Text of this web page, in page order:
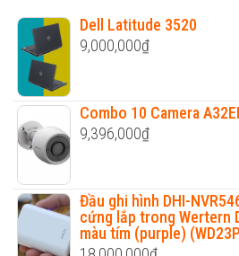
Dell Latitude 3520
9,000,000₫
Combo 10 Camera
9,396,000₫
Đầu ghi hình DHI-
cứng lắp trong Wertern
màu tím (purple)